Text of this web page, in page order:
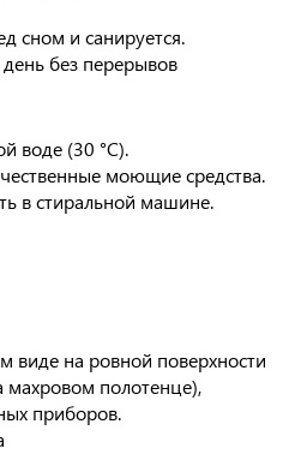
сном и санируется.
без перерывов
воде (30 °С).
моющие средства.
в стиральной машине.
виде на ровной поверхности
полотенце),
приборов.